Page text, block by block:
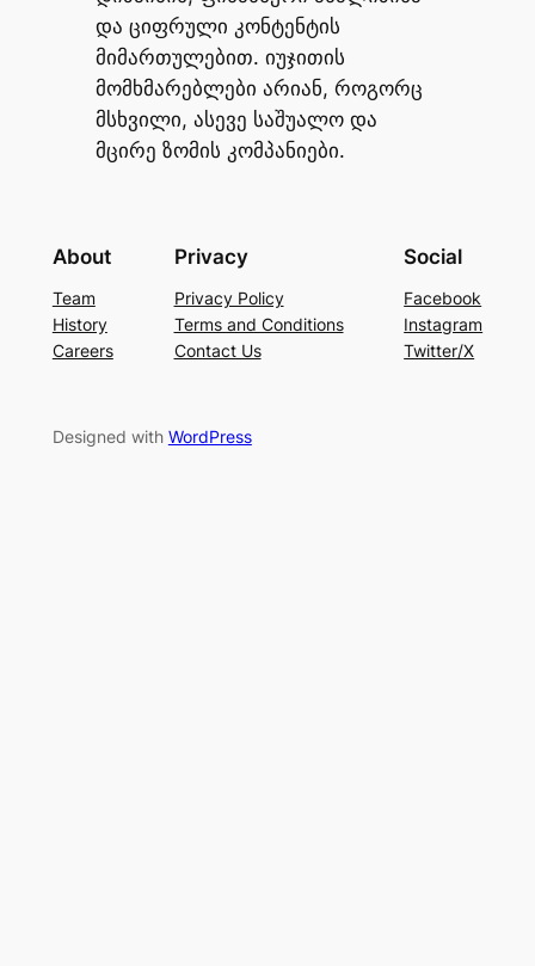
და ციფრული კონტენტის
მიმართულებით. იუჯითის
მომხმარებლები არიან, როგორც
მსხვილი, ასევე საშუალო და
მცირე ზომის კომპანიები.
About
Team
History
Careers
Privacy
Privacy Policy
Terms and Conditions
Contact Us
Social
Facebook
Instagram
Twitter/X
Designed with WordPress